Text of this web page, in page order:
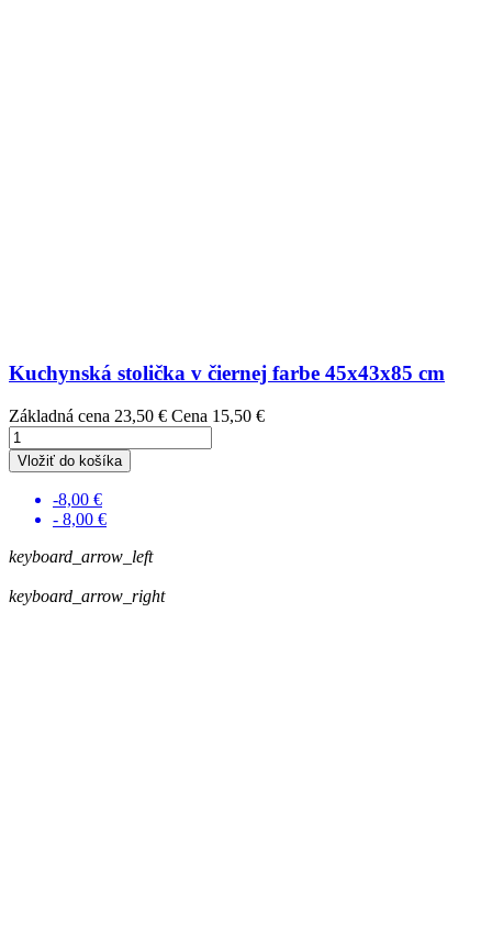
Kuchynská stolička v čiernej farbe 45x43x85 cm
Základná cena 23,50 € Cena 15,50 €
Vložiť do košíka
-8,00 €
- 8,00 €
keyboard_arrow_left
keyboard_arrow_right